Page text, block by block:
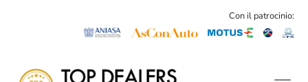
Con il patrocinio: